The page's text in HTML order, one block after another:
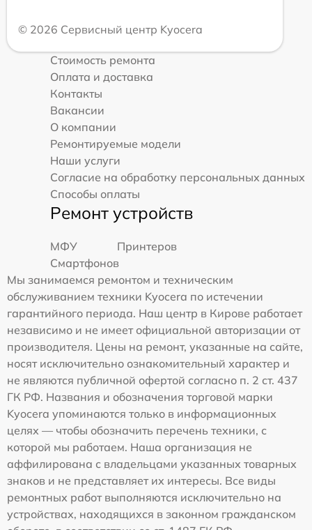
© 2026 Сервисный центр Kyocera
Стоимость ремонта
Оплата и доставка
Контакты
Вакансии
О компании
Ремонтируемые модели
Наши услуги
Согласие на обработку персональных данных
Способы оплаты
Ремонт устройств
МФУ
Принтеров
Смартфонов
Мы занимаемся ремонтом и техническим
обслуживанием техники Kyocera по истечении
гарантийного периода. Наш центр в Кирове работает
независимо и не имеет официальной авторизации от
производителя. Цены на ремонт, указанные на сайте,
носят исключительно ознакомительный характер и
не являются публичной офертой согласно п. 2 ст. 437
ГК РФ. Названия и обозначения торговой марки
Kyocera упоминаются только в информационных
целях — чтобы обозначить перечень техники, с
которой мы работаем. Наша организация не
аффилирована с владельцами указанных товарных
знаков и не представляет их интересы. Все виды
ремонтных работ выполняются исключительно на
устройствах, находящихся в законном гражданском